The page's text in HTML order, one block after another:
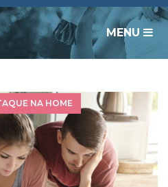
MENU
NA HOME